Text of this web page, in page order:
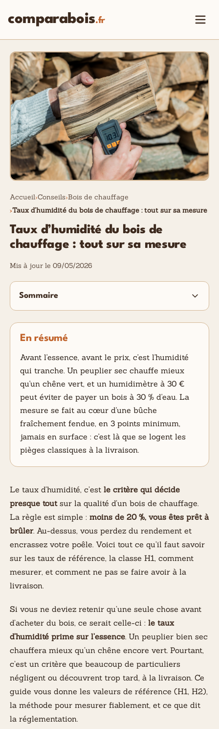
comparabois.fr
Mis à jour le 09/05/2026
Sommaire
Accueil Conseils Bois de chauffage
Taux d’humidité du bois de chauffage : tout sur sa mesure
Taux d’humidité du bois de
chauffage : tout sur sa mesure
En résumé
Avant l'essence, avant le prix, c'est l'humidité
qui tranche. Un peuplier sec chauffe mieux
qu'un chêne vert, et un humidimètre à 30 €
peut éviter de payer un bois à 30 % d'eau. La
mesure se fait au cœur d'une bûche
fraîchement fendue, en 3 points minimum,
jamais en surface : c'est là que se logent les
pièges classiques à la livraison.
Le taux d’humidité, c’est le critère qui décide
presque toutsur la qualité d’un bois de chauffage.
La règle est simple : moins de 20 %, vous êtes prêt à
brûler. Au-dessus, vous perdez du rendement et
encrassez votre poêle. Voici tout ce qu’il faut savoir
sur les taux de référence, la classe H1, comment
mesurer, et comment ne pas se faire avoir à la
livraison.
Si vous ne deviez retenir qu’une seule chose avant
d’acheter du bois, ce serait celle-ci : le taux
d’humidité prime sur l’essence. Un peuplier bien sec
chauffera mieux qu’un chêne encore vert. Pourtant,
c’est un critère que beaucoup de particuliers
négligent ou découvrent trop tard, à la livraison. Ce
guide vous donne les valeurs de référence (H1, H2),
la méthode pour mesurer fiablement, et ce que dit
la réglementation.